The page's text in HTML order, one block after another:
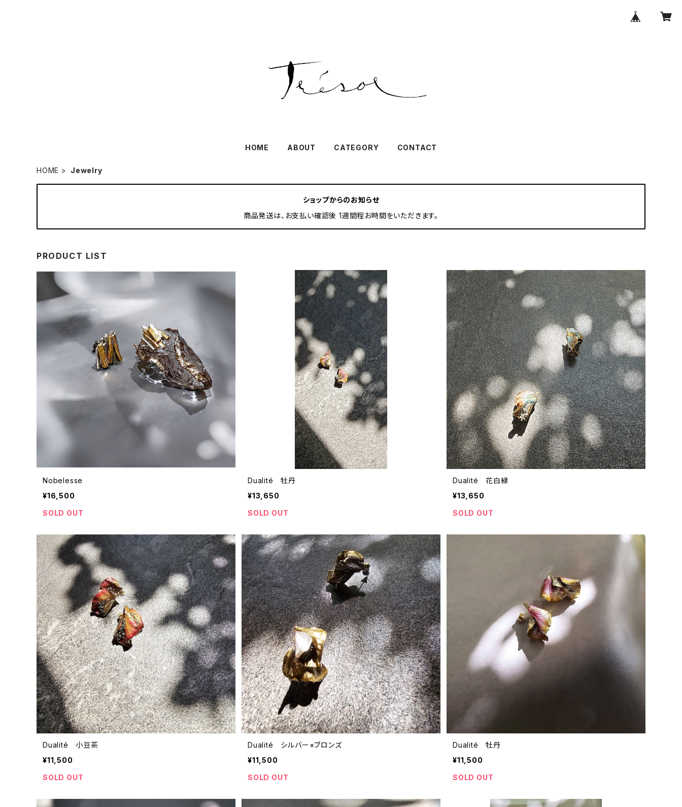
HOME ABOUT CATEGORY CONTACT
HOME Jewelry
ショップからのお知らせ
商品発送は、お支払い確認後 1週間程お時間をいただきます。
PRODUCT LIST
Nobelesse
¥16,500
SOLD OUT
Dualité 牡丹
¥13,650
SOLD OUT
Dualité 花白緑
¥13,650
SOLD OUT
Dualité 小豆茶
¥11,500
SOLD OUT
Dualité シルバー×ブロンズ
¥11,500
SOLD OUT
Dualité 牡丹
¥11,500
SOLD OUT